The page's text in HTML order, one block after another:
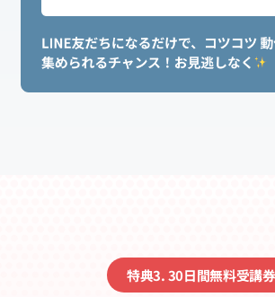
特典3. 30日間無料受講券